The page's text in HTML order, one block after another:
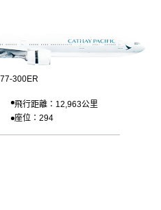
300ER
飛行距離：12,963公里
座位：294